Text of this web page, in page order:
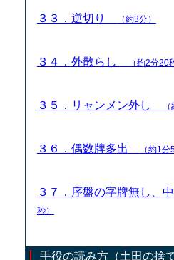
３３．逆切り （約3分）
３４．外散らし （約2分20
３５．リャンメン外し
３６．偶数牌多出 （約1分
３７．序盤の字牌無し、
秒）
手役の読み方（土田の捨